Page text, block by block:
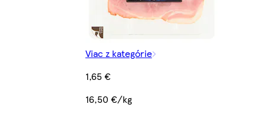
Viac z kategórie
1,65 €
16,50 €/kg